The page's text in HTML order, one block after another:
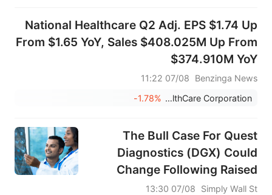
National Healthcare Q2 Adj. EPS $1.74 Up
From $1.65 YoY, Sales $408.025M Up From
$374.910M YoY
Benzinga News
07/08 11:22
National HealthCare Corporation
-1.78%
The Bull Case For Quest
Diagnostics (DGX) Could
Change Following Raised
Guidance And New Self-
Simply Wall St
07/08 13:30